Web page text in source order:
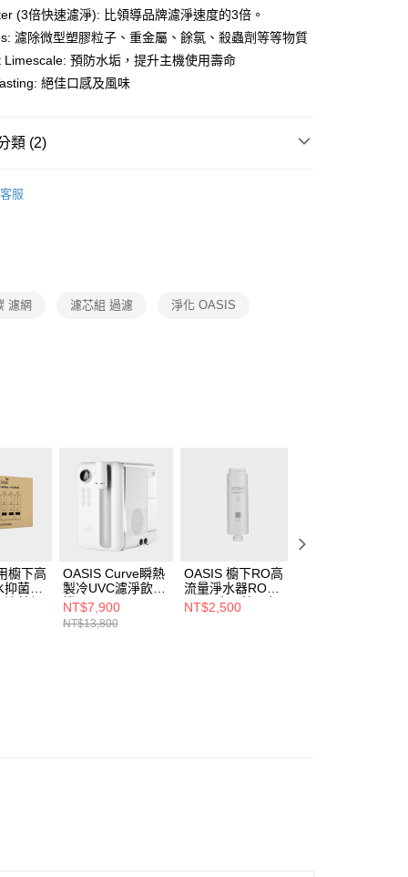
銀行
遠東國際商業銀行
銀行
永豐商業銀行
銀行
星展（台灣）商業銀行
商業銀行
企業銀行
台中商業銀行
灣）商業銀行
華泰商業銀行
銀行
永豐商業銀行
銀行
(3倍快速濾淨): 比領導品牌濾淨速度的3倍。
濾除微型塑膠粒子、重金屬、餘氯、殺蟲劑等等物質
Limescale: 預防水垢，提升主機使用壽命
絕佳口感及風味
類 (2)
客服
濾網 濾芯組 過濾 淨化 OASIS
櫥下高
抑菌淨
芯組
OASIS Curve瞬熱
製冷UVC濾淨飲水
機
NT$7,900
NT$13,800
OASIS 櫥下RO高
流量淨水器RO
600G專用第一年
份濾芯組
NT$2,500